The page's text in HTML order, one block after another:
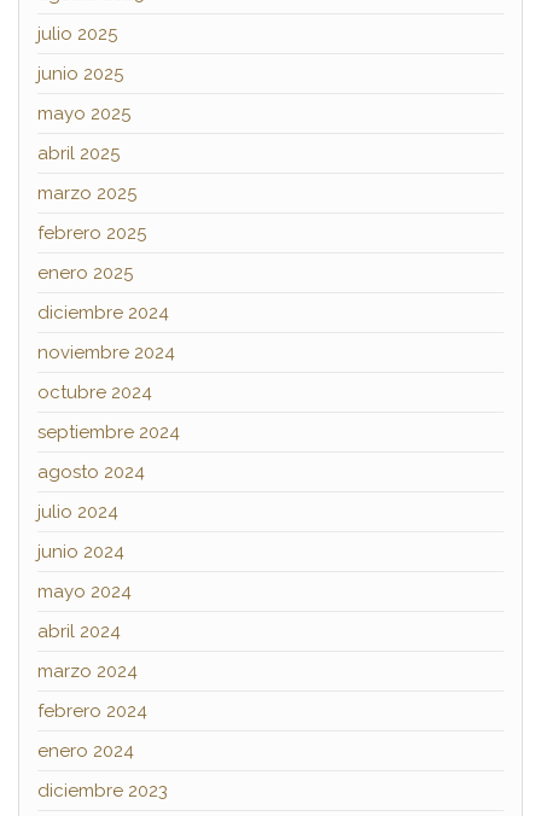
julio 2025
junio 2025
mayo 2025
abril 2025
marzo 2025
febrero 2025
enero 2025
diciembre 2024
noviembre 2024
octubre 2024
septiembre 2024
agosto 2024
julio 2024
junio 2024
mayo 2024
abril 2024
marzo 2024
febrero 2024
enero 2024
diciembre 2023